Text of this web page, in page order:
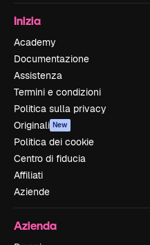
Inizia
Academy
Documentazione
Assistenza
Termini e condizioni
Politica sulla privacy
Originali New
Politica dei cookie
Centro di fiducia
Affiliati
Aziende
Azienda